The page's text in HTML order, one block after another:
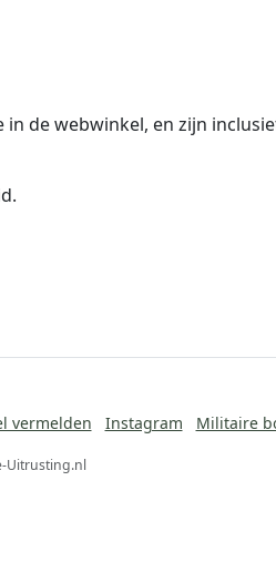
de webwinkel, en zijn
vermelden Instagram Militaire
Uitrusting.nl